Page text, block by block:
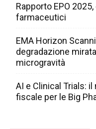
Rapporto EPO
farmaceutici
EMA Horizon
degradazione
microgravità
AI e Clinical Trials:
fiscale per le Big